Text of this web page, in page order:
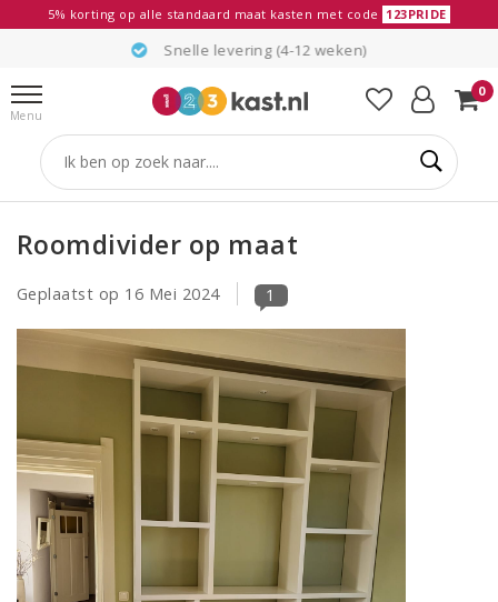
5% korting op alle standaard maat kasten met code 123PRIDE
Snelle levering (4-12 weken)
Menu
0
Roomdivider op maat
Geplaatst op 16 Mei 2024 1